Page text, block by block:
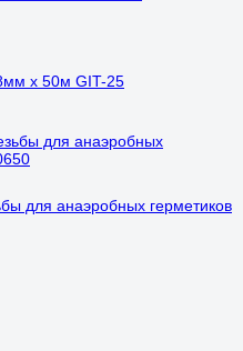
x 50м GIT-25
для анаэробных герметиков